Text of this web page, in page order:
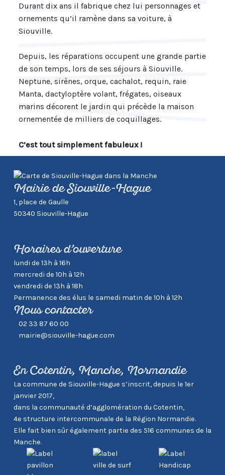
Durant dix ans il fabrique chez lui personnages et
ornements qu’il ramène dans sa voiture, à
Siouville.
Depuis, les réparations occupent une grande partie
de son temps, lors de ses séjours à Siouville.
Neptune, sirènes, orque, cachalot, requin, raie
Manta, dactyloptère volant, frégates, oiseaux
marins décorent le jardin qui précède la maison
ornementée de milliers de coquillages.
C’est tout simplement fabuleux !
Mairie de Siouville-Hague
1, place de Gaulle
50340 Siouville-Hague
Horaires d’ouverture
lundi de 13h à 16h
mercredi de 10h à 12h
vendredi de 13h à 18h
Permanence des élus le samedi matin de 10h à 12h
Nous contacter
02 33 87 60 00
mairie@siouville-hague.com
En Cotentin, Manche, Normandie
La commune de Siouville-Hague s’inscrit, depuis le 1er
janvier 2017,
dans la communauté d’agglomération du Cotentin,
4e structure intercommunale de la Région Normandie.
Elle fait bien sûr également partie des 516 communes de la
Manche.